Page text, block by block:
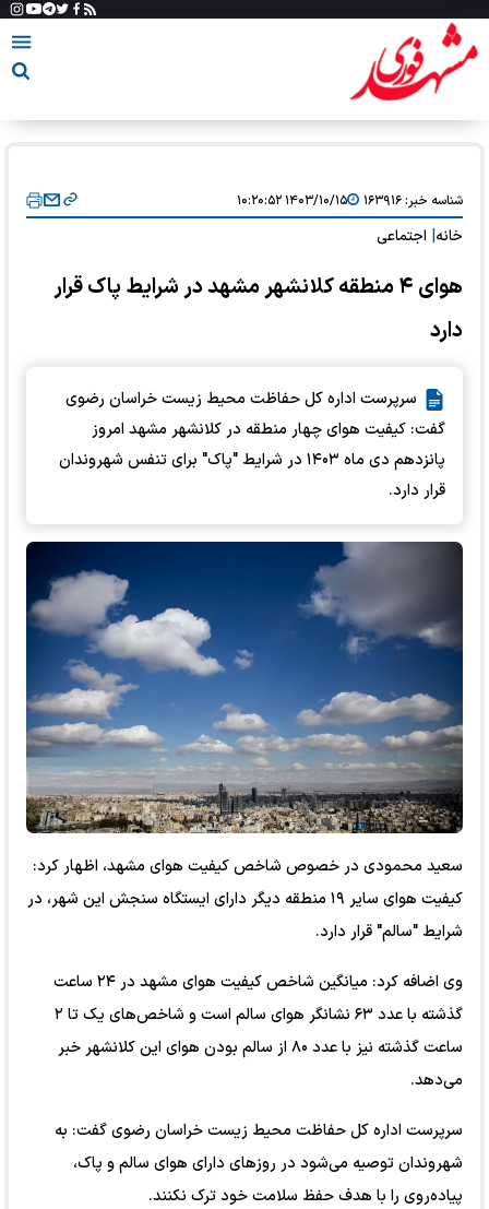
شناسه خبر:۱۶۳۹۱۶ ۱۴۰۳/۱۰/۱۵ ۱۰:۲۰:۵۲
خانه اجتماعی
هوای ۴ منطقه کلانشهر مشهد در شرایط پاک قرار
دارد
سرپرست اداره کل حفاظت محیط زیست خراسان رضوی
گفت: کیفیت هوای چهار منطقه در کلانشهر مشهد امروز
پانزدهم دی ماه ۱۴۰۳ در شرایط "پاک" برای تنفس شهروندان
قرار دارد.
سعید محمودی در خصوص شاخص کیفیت هوای مشهد، اظهار کرد:
کیفیت هوای سایر ۱۹ منطقه دیگر دارای ایستگاه سنجش این شهر، در
شرایط "سالم" قرار دارد.
وی اضافه کرد: میانگین شاخص کیفیت هوای مشهد در ۲۴ ساعت
گذشته با عدد ۶۳ نشانگر هوای سالم است و شاخص‌های یک تا ۲
ساعت گذشته نیز با عدد ۸۰ از سالم بودن هوای این کلانشهر خبر
می‌دهد.
سرپرست اداره کل حفاظت محیط زیست خراسان رضوی گفت: به
شهروندان توصیه می‌شود در روز‌های دارای هوای سالم و پاک،
پیاده‌روی را با هدف حفظ سلامت خود ترک نکنند.